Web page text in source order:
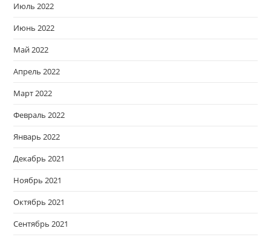
Июль 2022
Июнь 2022
Май 2022
Апрель 2022
Март 2022
Февраль 2022
Январь 2022
Декабрь 2021
Ноябрь 2021
Октябрь 2021
Сентябрь 2021